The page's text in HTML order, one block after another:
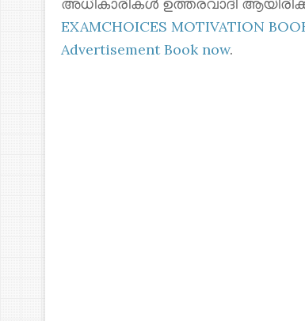
EXAMCHOICES MOTIVATION
Advertisement Book now.